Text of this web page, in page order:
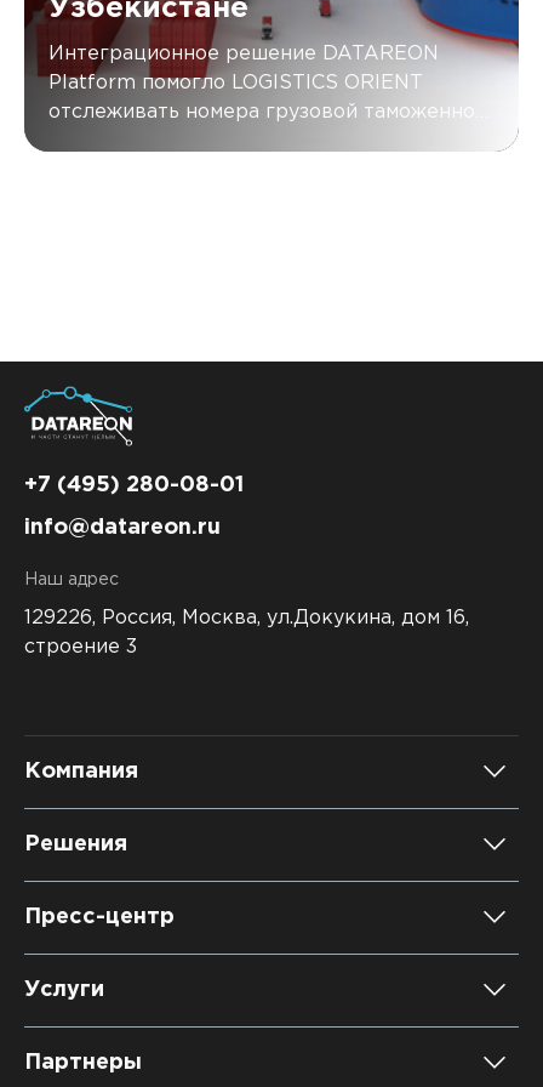
Узбекистане
Интеграционное решение DATAREON
Platform помогло LOGISTICS ОRIENT
отслеживать номера грузовой таможенной
+7 (495) 280-08-01
info@datareon.ru
Наш адрес
129226, Россия, Москва, ул.Докукина, дом 16,
строение 3
Компания
О компании
Клиенты и проекты
Решения
DATAREON Platform
Пресс-центр
Новости
Услуги
Образовательный марафон: ваш рывок к новым
Партнеры